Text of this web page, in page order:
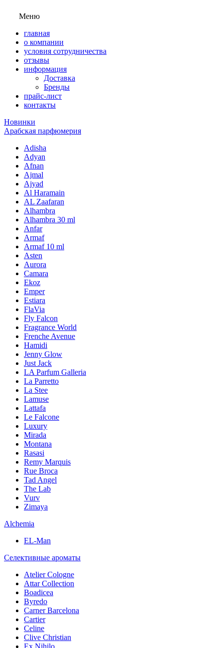
Меню
главная
о компании
условия сотрудничества
отзывы
информация
Доставка
Бренды
прайс-лист
контакты
Новинки
Арабская парфюмерия
Adisha
Adyan
Afnan
Ajmal
Ajyad
Al Haramain
AL Zaafaran
Alhambra
Alhambra 30 ml
Anfar
Armaf
Armaf 10 ml
Asten
Aurora
Camara
Ekoz
Emper
Estiara
FlaVia
Fly Falcon
Fragrance World
Frenche Avenue
Hamidi
Jenny Glow
Just Jack
LA Parfum Galleria
La Parretto
La Stee
Lamuse
Lattafa
Le Falcone
Luxury
Mirada
Montana
Rasasi
Remy Marquis
Rue Broca
Tad Angel
The Lab
Vurv
Zimaya
Alchemia
EL-Man
Селективные ароматы
Atelier Cologne
Attar Collection
Boadicea
Byredo
Carner Barcelona
Cartier
Celine
Clive Christian
Ex Nihilo